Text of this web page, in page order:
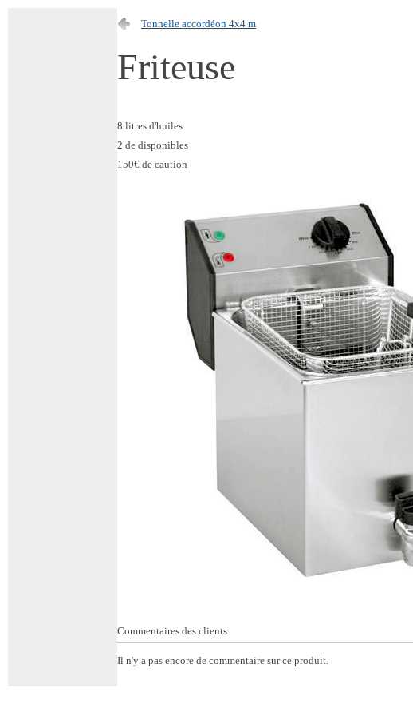
Tonnelle accordéon 4x4 m
Friteuse
8 litres d'huiles
2 de disponibles
150€ de caution
Commentaires des clients
Il n'y a pas encore de commentaire sur ce produit.